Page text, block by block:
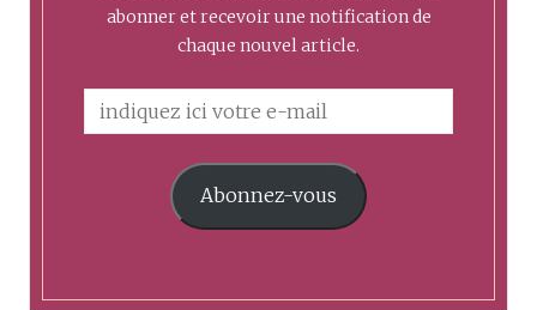
abonner et recevoir une notification de
chaque nouvel article.
Abonnez-vous